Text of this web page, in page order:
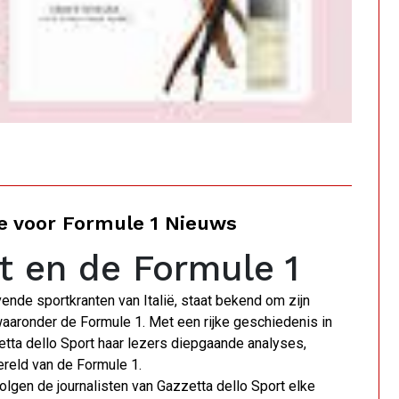
voor Formule 1 Nieuws
en de Formule 1
sportkranten van Italië, staat bekend om zijn
de Formule 1. Met een rijke geschiedenis in
dello Sport haar lezers diepgaande analyses,
van de Formule 1.
de journalisten van Gazzetta dello Sport elke